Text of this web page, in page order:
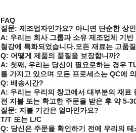
FAQ
질문: 제조업자인가요? 아니면 단순한 상
A: 우리는 회사 그룹과 소유 제조업체 기
철강에 특화되었습니다.모든 재료는 고품
Q: 어떻게 제품의 품질을 보장합니까?
A: 첫째, 우리는 당신이 필요로하는 경우
를 가지고 있으며 모든 프로세스는 QC에
Q: 배송시간?
A: 우리는 우리의 창고에서 대부분의 재료
전 지불 또는 확고한 주문을 받은 후 약 5-
질문: 지불 기간은 얼마인가요?
T/T 또는 L/C
Q: 당신은 주문을 확인하기 전에 우리의